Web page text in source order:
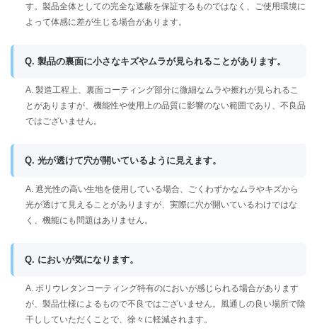
す。製品全体としての完全な遮蔽を保証するものではなく、ご使用環境に
よって体感に差が生じる場合があります。
Q. 製品の裏面に小さなキズやムラが見られることがあります。
A. 製造工程上、裏面コーティング部分に微細なムラや擦れが見られるこ
とがありますが、機能性や使用上の品質に影響のない範囲であり、不良品
ではございません。
Q. 光が透けて穴が開いているように見えます。
A. 遮光性の高い生地を使用している場合、ごくわずかなムラやキズから
光が透けて見えることがありますが、実際に穴が開いているわけではな
く、機能にも問題はありません。
Q. においが気になります。
A. ポリウレタンコーティング特有のにおいが感じられる場合があります
が、製品仕様によるもので不良ではございません。風通しの良い場所で陰
干ししていただくことで、徐々に軽減されます。